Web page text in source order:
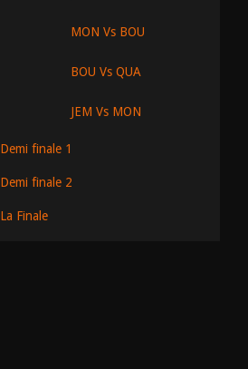
MON Vs BOU
BOU Vs QUA
JEM Vs MON
Demi finale 1
Demi finale 2
La Finale